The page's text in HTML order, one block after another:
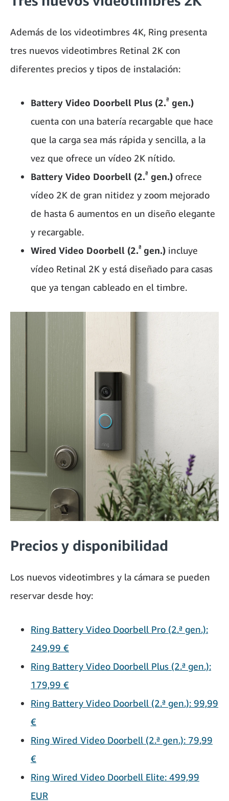
Además de los videotimbres 4K, Ring presenta
tres nuevos videotimbres Retinal 2K con
diferentes precios y tipos de instalación:
Battery Video Doorbell Plus (2.ª gen.)
cuenta con una batería recargable que hace
que la carga sea más rápida y sencilla, a la
vez que ofrece un vídeo 2K nítido.
Battery Video Doorbell (2.ª gen.) ofrece
vídeo 2K de gran nitidez y zoom mejorado
de hasta 6 aumentos en un diseño elegante
y recargable.
Wired Video Doorbell (2.ª gen.) incluye
vídeo Retinal 2K y está diseñado para casas
que ya tengan cableado en el timbre.
Precios y disponibilidad
Los nuevos videotimbres y la cámara se pueden
reservar desde hoy:
Ring Battery Video Doorbell Pro (2.ª gen.):
249,99 €
Ring Battery Video Doorbell Plus (2.ª gen.):
179,99 €
Ring Battery Video Doorbell (2.ª gen.): 99,99
€
Ring Wired Video Doorbell (2.ª gen.): 79,99
€
Ring Wired Video Doorbell Elite: 499,99
EUR